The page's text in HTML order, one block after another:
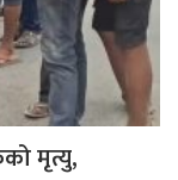
मृत्यु,